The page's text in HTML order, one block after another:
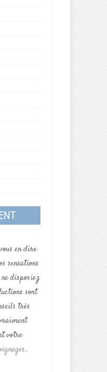
en dire
sensations
disposiez
sont
très
votre